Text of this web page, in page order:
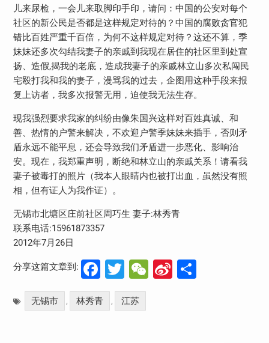
儿来尿检，一会儿来取脚印手印，请问：中国的公安对每个
社区的新公民是否都是这样规定对待的？中国的腐败贪官犯
错比百姓严重千百倍，为何不这样规定对待？这还不算，季
妹妹还多次勾结我妻子的亲戚到我现在居住的社区里到处宣
扬、造假,揭我的老底，造成我妻子的亲戚林立山多次私闯民
宅殴打我和我的妻子，漫骂我的过去，企图用这种手段来报
复上访者，我多次报警无用，迫使我无法生存。
现我强烈要求我家的纠纷由像朱国兴这样对百姓真诚、和
善、热情的户警来解决，不欢迎户警季妹妹来插手，否则矛
盾永远不能平息，还会导致我们矛盾进一步恶化、影响治
安。现在，我郑重声明，断绝和林立山的亲戚关系！请看我
妻子被毒打的照片（我本人眼睛内也被打出血，虽然没有照
相，但有证人为我作证）。
无锡市北塘区庄前社区周巧生 妻子:林秀青
联系电话:15961873357
2012年7月26日
分享这篇文章到: Facebook
Twitter
WeChat
Sina分
无锡市 , 林秀青 , 江苏